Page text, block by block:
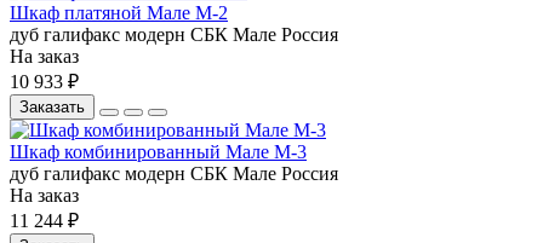
Шкаф платяной Мале М-2
дуб галифакс модерн СБК Мале Россия
На заказ
10 933 ₽
Заказать
Шкаф комбинированный Мале М-3
дуб галифакс модерн СБК Мале Россия
На заказ
11 244 ₽